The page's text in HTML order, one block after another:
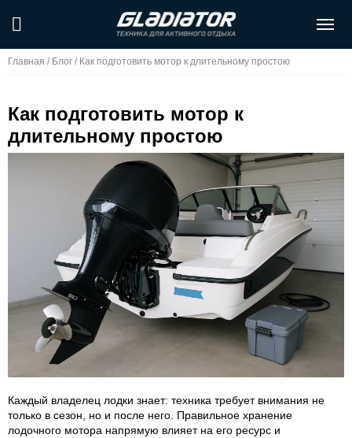
Главная / Блог / Как подготовить мотор к длительному простою
Как подготовить мотор к
длительному простою
Каждый владелец лодки знает: техника требует внимания не
только в сезон, но и после него. Правильное хранение
лодочного мотора напрямую влияет на его ресурс и